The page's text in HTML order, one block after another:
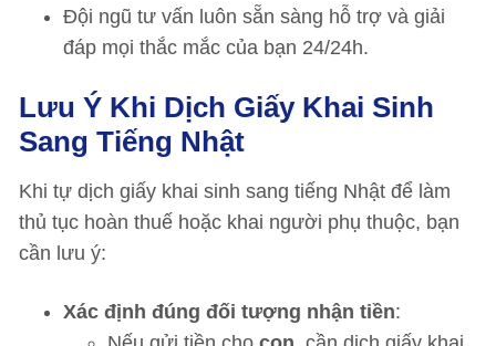
Đội ngũ tư vấn luôn sẵn sàng hỗ trợ và giải
đáp mọi thắc mắc của bạn 24/24h.
Lưu Ý Khi Dịch Giấy Khai Sinh
Sang Tiếng Nhật
Khi tự dịch giấy khai sinh sang tiếng Nhật để làm
thủ tục hoàn thuế hoặc khai người phụ thuộc, bạn
cần lưu ý:
Xác định đúng đối tượng nhận tiền: